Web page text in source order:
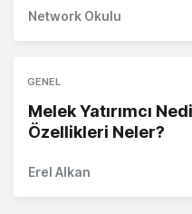
Network Okulu
GENEL
Melek Yatırımcı
Özellikleri Neler?
Erel Alkan